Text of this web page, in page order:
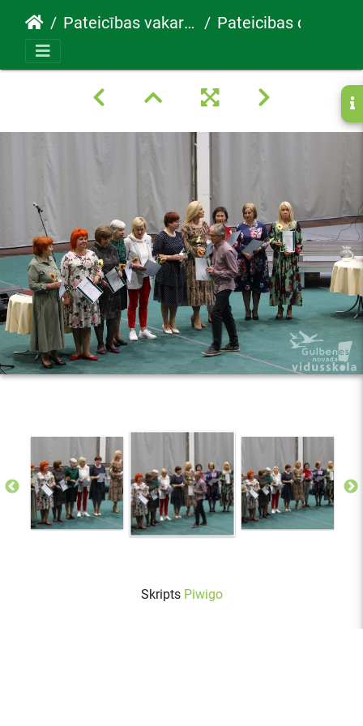
Pateicības vakars 30.05.2022 Pateicibas diena24
Skripts Piwigo